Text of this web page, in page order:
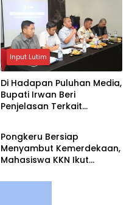
Input Lutim
Di Hadapan Puluhan Media,
Bupati Irwan Beri
Penjelasan Terkait
Input Lutim
Pongkeru Bersiap
Menyambut Kemerdekaan,
Mahasiswa KKN Ikut
17 Agustus